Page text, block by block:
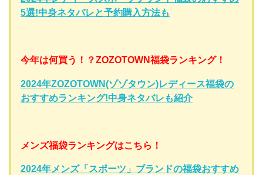
5選!中身ネタバレと予約購入方法も
今年は何買う！？ZOZOTOWN福袋ランキング！
2024年ZOZOTOWN(ゾゾタウン)レディース福袋の
おすすめランキング!中身ネタバレも紹介
メンズ福袋ランキングはこちら！
2024年メンズ「スポーツ」ブランドの福袋おすすめ